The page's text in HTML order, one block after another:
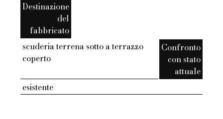
Destinazione
del
fabbricato
scuderia terrena sotto a terrazzo
coperto
Confronto
con stato
attuale
esistente